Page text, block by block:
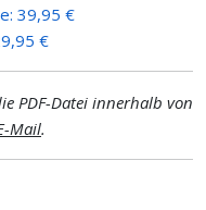
39,95 €
€
PDF-Datei innerhalb von
Mail.